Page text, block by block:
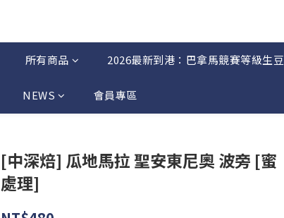
所有商品 2026最新到港：巴拿馬競賽等級生豆
NEWS 會員專區
[中深焙] 瓜地馬拉 聖安東尼奧 波旁 [蜜
處理]